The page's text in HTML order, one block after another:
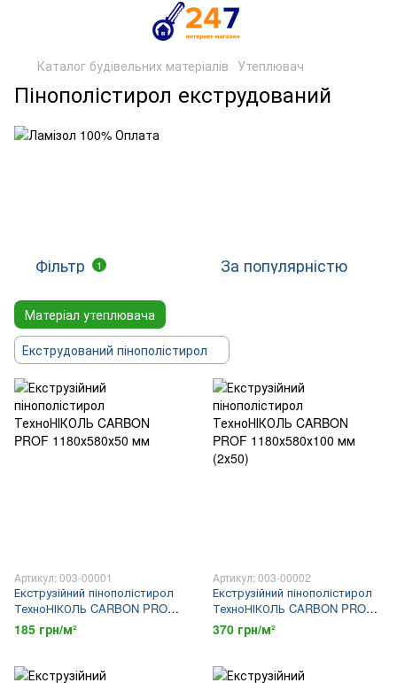
Каталог будівельних матеріалів Утеплювач
Пінополістирол екструдований
Фільтр 1 За популярністю
Матеріал утеплювача
Екструдований пінополістирол
Артикул: 003-00001
Екструзійний пінополістирол
ТехноНІКОЛЬ CARBON PROF
1180х580х50 мм
185 грн/м²
Артикул: 003-00002
Екструзійний пінополістирол
ТехноНІКОЛЬ CARBON PROF
1180х580х100 мм (2х50)
370 грн/м²